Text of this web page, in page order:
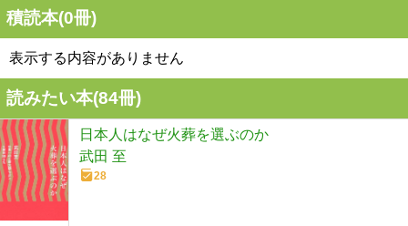
積読本(0冊)
表示する内容がありません
読みたい本(84冊)
日本人はなぜ火葬を選ぶのか
武田 至
28